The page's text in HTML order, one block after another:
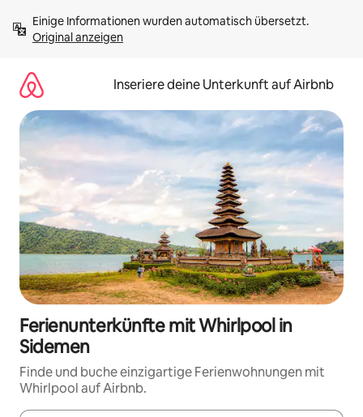
Inhalten
springenOriginal anzeigen
Inseriere deine Unterkunft auf Airbnb
Ferienunterkünfte mit Whirlpool in
Sidemen
Finde und buche einzigartige Ferienwohnungen mit
Whirlpool auf Airbnb.